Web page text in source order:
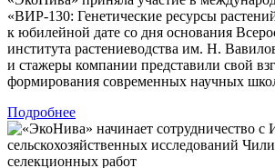
«ВИР-130: Генетические ресурсы
к юбилейной дате со дня основания
института растениеводства им. Н.
и стажеры компании представили свой
формирования современных научных
Подробнее